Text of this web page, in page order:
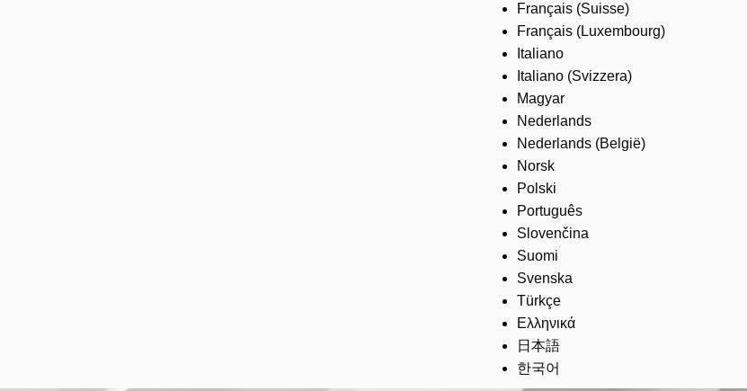
Français (Suisse)
Français (Luxembourg)
Italiano
Italiano (Svizzera)
Magyar
Nederlands
Nederlands (België)
Norsk
Polski
Português
Slovenčina
Suomi
Svenska
Türkçe
Ελληνικά
日本語
한국어